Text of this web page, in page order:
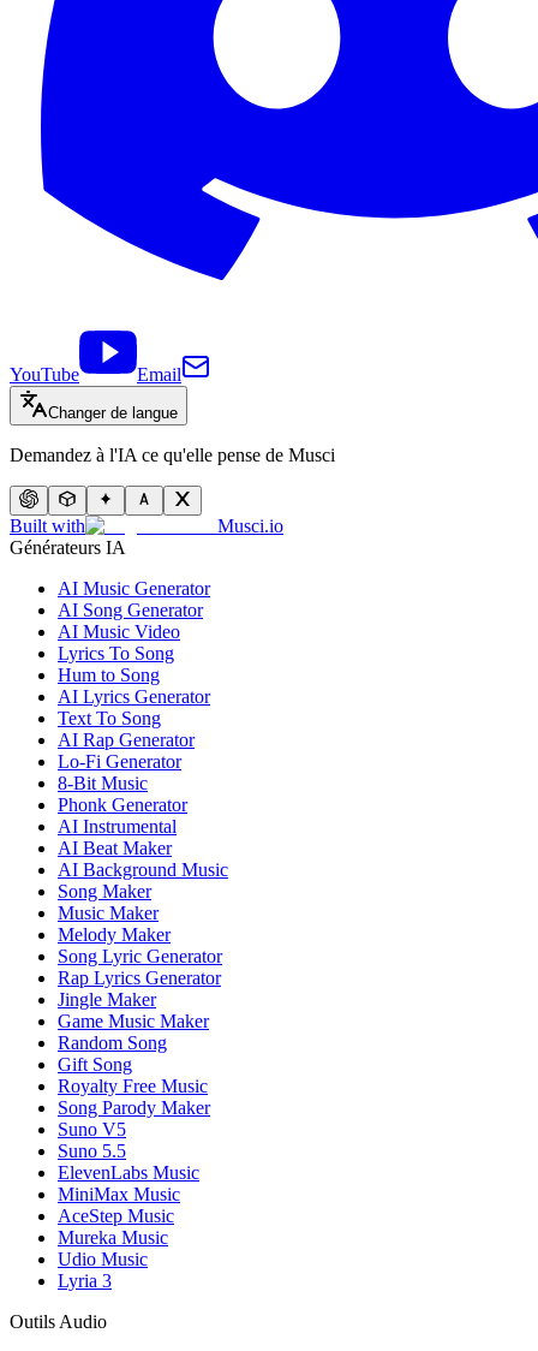
YouTube Email
Changer de langue
Demandez à l'IA ce qu'elle pense de Musci
Built with
Musci.io
Générateurs IA
AI Music Generator
AI Song Generator
AI Music Video
Lyrics To Song
Hum to Song
AI Lyrics Generator
Text To Song
AI Rap Generator
Lo-Fi Generator
8-Bit Music
Phonk Generator
AI Instrumental
AI Beat Maker
AI Background Music
Song Maker
Music Maker
Melody Maker
Song Lyric Generator
Rap Lyrics Generator
Jingle Maker
Game Music Maker
Random Song
Gift Song
Royalty Free Music
Song Parody Maker
Suno V5
Suno 5.5
ElevenLabs Music
MiniMax Music
AceStep Music
Mureka Music
Udio Music
Lyria 3
Outils Audio